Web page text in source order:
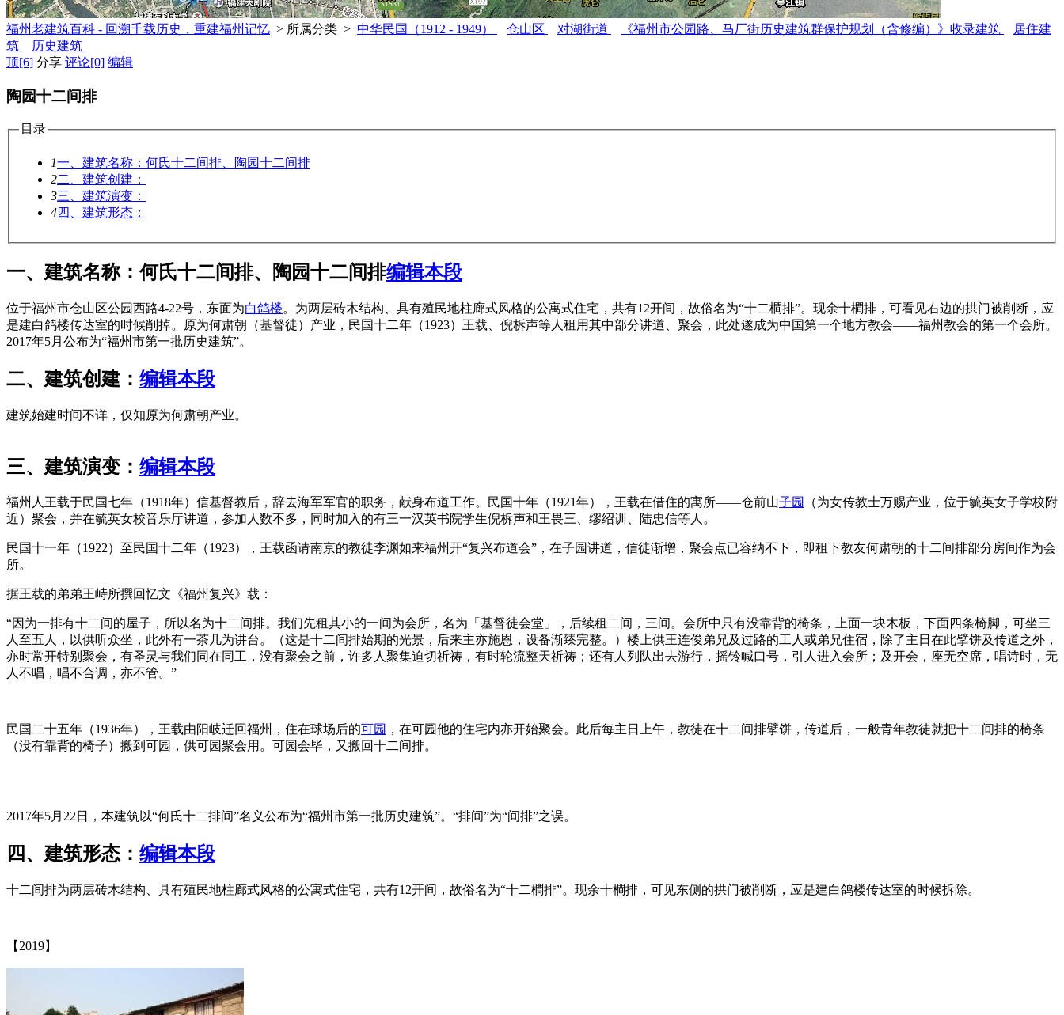
福州老建筑百科 - 回溯千载历史，重建福州记忆 > 所属分类 > 中华民国（1912 - 1949） 仓山区 对湖街道 《福州市公园路、马厂街历史建筑群保护规划（含修编）》收录建筑
居住建
筑
历史建筑
顶[6] 分享 评论[0] 编辑
陶园十二间排
目录
1一、建筑名称：何氏十二间排、陶园十二间排
2二、建筑创建：
3三、建筑演变：
4四、建筑形态：
一、建筑名称：何氏十二间排、陶园十二间排编辑本段
位于福州市仓山区公园西路4-22号，东面为白鸽楼。为两层砖木结构、具有殖民地柱廊式风格的公寓式住宅，共有12开间，故俗名为“十二橺排”。现余十橺排，可看见右边的拱门被削断，应
是建白鸽楼传达室的时候削掉。原为何肃朝（基督徒）产业，民国十二年（1923）王载、倪柝声等人租用其中部分讲道、聚会，此处遂成为中国第一个地方教会——福州教会的第一个会所。
2017年5月公布为“福州市第一批历史建筑”。
二、建筑创建： 编辑本段
建筑始建时间不详，仅知原为何肃朝产业。
三、建筑演变： 编辑本段
福州人王载于民国七年（1918年）信基督教后，辞去海军军官的职务，献身布道工作。民国十年（1921年），王载在借住的寓所——仓前山子园
（为女传教士万赐产业，位于毓英女子学校附
近）聚会，并在毓英女校音乐厅讲道，参加人数不多，同时加入的有三一汉英书院学生倪柝声和王畏三、缪绍训、陆忠信等人。
民国十一年（1922）至民国十二年（1923），王载函请南京的教徒李渊如来福州开“复兴布道会”，在子园讲道，信徒渐增，聚会点已容纳不下，即租下教友何肃朝的十二间排部分房间作为会
所。
据王载的弟弟王峙所撰回忆文《福州复兴》载：
“因为一排有十二间的屋子，所以名为十二间排。我们先租其小的一间为会所，名为「基督徒会堂」，后续租二间，三间。会所中只有没靠背的椅条，上面一块木板，下面四条椅脚，可坐三
人至五人，以供听众坐，此外有一茶几为讲台。（这是十二间排始期的光景，后来主亦施恩，设备渐臻完整。）楼上供王连俊弟兄及过路的工人或弟兄住宿，除了主日在此擘饼及传道之外，
亦时常开特别聚会，有圣灵与我们同在同工，没有聚会之前，许多人聚集迫切祈祷，有时轮流整天祈祷；还有人列队出去游行，摇铃喊口号，引人进入会所；及开会，座无空席，唱诗时，无
人不唱，唱不合调，亦不管。”
民国二十五年（1936年），王载由阳岐迁回福州，住在球场后的可园 ，在可园他的住宅内亦开始聚会。此后每主日上午，教徒在十二间排擘饼，传道后，一般青年教徒就把十二间排的椅条
（没有靠背的椅子）搬到可园，供可园聚会用。可园会毕，又搬回十二间排。
2017年5月22日，本建筑以“何氏十二排间”名义公布为“福州市第一批历史建筑”。“排间”为“间排”之误。
四、建筑形态： 编辑本段
十二间排为两层砖木结构、具有殖民地柱廊式风格的公寓式住宅，共有12开间，故俗名为“十二橺排”。现余十橺排，可见东侧的拱门被削断，应是建白鸽楼传达室的时候拆除。
【2019】